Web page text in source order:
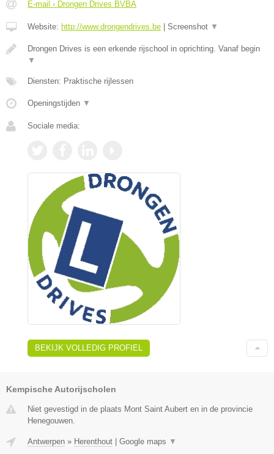
E-mail › Drongen Drives BVBA
Website: http://www.drongendrives.be | Screenshot ▼
Drongen Drives is een erkende rijschool in oprichting. Vanaf begin
▼
Diensten: Praktische rijlessen
Openingstijden ▼
Sociale media:
BEKIJK VOLLEDIG PROFIEL
Kempische Autorijscholen
Niet gevestigd in de plaats Mont Saint Aubert en in de provincie
Henegouwen.
Antwerpen » Herenthout | Google maps ▼